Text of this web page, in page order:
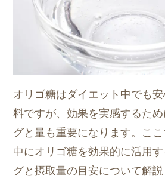
オリゴ糖はダイエット中でも
料ですが、効果を実感するた
グと量も重要になります。こ
中にオリゴ糖を効果的に活用
グと摂取量の目安について解説